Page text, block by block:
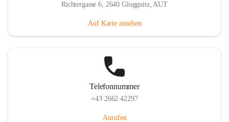
Richtergasse 6, 2640 Gloggnitz, AUT
Auf Karte ansehen
Telefonnummer
+43 2662 42297
Anrufen